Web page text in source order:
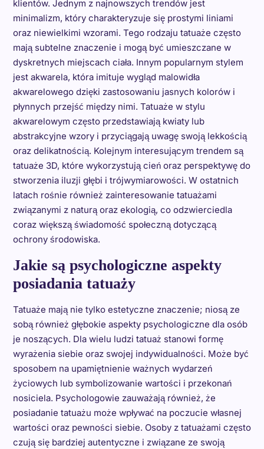
klientów. Jednym z najnowszych trendów jest
minimalizm, który charakteryzuje się prostymi liniami
oraz niewielkimi wzorami. Tego rodzaju tatuaże często
mają subtelne znaczenie i mogą być umieszczane w
dyskretnych miejscach ciała. Innym popularnym stylem
jest akwarela, która imituje wygląd malowidła
akwarelowego dzięki zastosowaniu jasnych kolorów i
płynnych przejść między nimi. Tatuaże w stylu
akwarelowym często przedstawiają kwiaty lub
abstrakcyjne wzory i przyciągają uwagę swoją lekkością
oraz delikatnością. Kolejnym interesującym trendem są
tatuaże 3D, które wykorzystują cień oraz perspektywę do
stworzenia iluzji głębi i trójwymiarowości. W ostatnich
latach rośnie również zainteresowanie tatuażami
związanymi z naturą oraz ekologią, co odzwierciedla
coraz większą świadomość społeczną dotyczącą
ochrony środowiska.
Jakie są psychologiczne aspekty
posiadania tatuaży
Tatuaże mają nie tylko estetyczne znaczenie; niosą ze
sobą również głębokie aspekty psychologiczne dla osób
je noszących. Dla wielu ludzi tatuaż stanowi formę
wyrażenia siebie oraz swojej indywidualności. Może być
sposobem na upamiętnienie ważnych wydarzeń
życiowych lub symbolizowanie wartości i przekonań
nosiciela. Psychologowie zauważają również, że
posiadanie tatuażu może wpływać na poczucie własnej
wartości oraz pewności siebie. Osoby z tatuażami często
czują się bardziej autentyczne i związane ze swoją